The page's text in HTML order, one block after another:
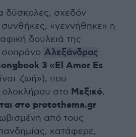
δύσκολες, σχεδόν
συνθήκες, «γεννήθηκε» η
δουλειά της
σοπράνο Αλεξάνδρας
3 «El Amor Es
ζωή»), που
στο Μεξικό.
στο protothema.gr
από τους
κατάφερε,